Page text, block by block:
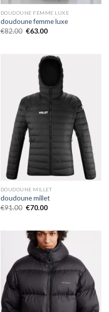
DOUDOUNE FEMME LUXE
doudoune femme luxe
€82.00 €63.00
DOUDOUNE MILLET
doudoune millet
€91.00 €70.00